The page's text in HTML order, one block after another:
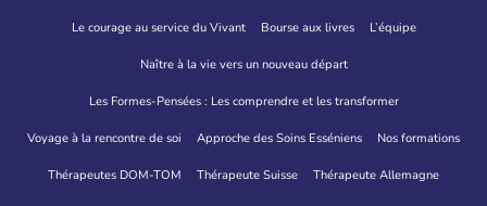
Le courage au service du Vivant Bourse aux livres L’équipe
Naître à la vie vers un nouveau départ
Les Formes-Pensées : Les comprendre et les transformer
Voyage à la rencontre de soi Approche des Soins Esséniens Nos formations
Thérapeutes DOM-TOM Thérapeute Suisse Thérapeute Allemagne